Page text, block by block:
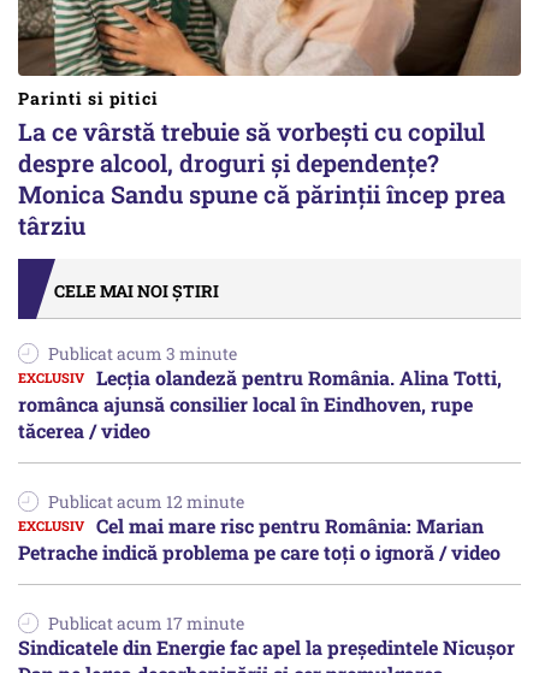
Parinti si pitici
La ce vârstă trebuie să vorbești cu copilul
despre alcool, droguri și dependențe?
Monica Sandu spune că părinții încep prea
târziu
CELE MAI NOI ȘTIRI
Publicat acum 3 minute
Lecția olandeză pentru România. Alina Totti,
românca ajunsă consilier local în Eindhoven, rupe
tăcerea / video
Publicat acum 12 minute
Cel mai mare risc pentru România: Marian
Petrache indică problema pe care toți o ignoră / video
Publicat acum 17 minute
Sindicatele din Energie fac apel la preşedintele Nicuşor